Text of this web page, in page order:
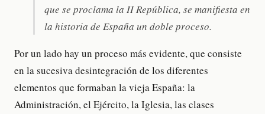
que se proclama la II República, se manifiesta en
la historia de España un doble proceso.
Por un lado hay un proceso más evidente, que consiste
en la sucesiva desintegración de los diferentes
elementos que formaban la vieja España: la
Administración, el Ejército, la Iglesia, las clases